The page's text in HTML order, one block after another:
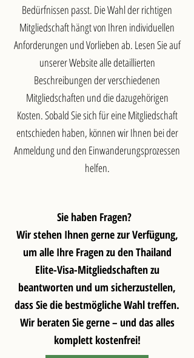
Bedürfnissen passt. Die Wahl der richtigen
Mitgliedschaft hängt von Ihren individuellen
Anforderungen und Vorlieben ab. Lesen Sie auf
unserer Website alle detaillierten
Beschreibungen der verschiedenen
Mitgliedschaften und die dazugehörigen
Kosten. Sobald Sie sich für eine Mitgliedschaft
entschieden haben, können wir Ihnen bei der
Anmeldung und den Einwanderungsprozessen
helfen.
Sie haben Fragen?
Wir stehen Ihnen gerne zur Verfügung,
um alle Ihre Fragen zu den Thailand
Elite-Visa-Mitgliedschaften zu
beantworten und um sicherzustellen,
dass Sie die bestmögliche Wahl treffen.
Wir beraten Sie gerne – und das alles
komplett kostenfrei!